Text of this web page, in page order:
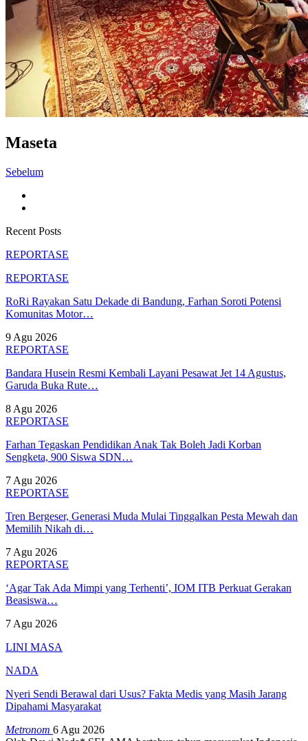
Maseta
Sebelum
Recent Posts
REPORTASE
REPORTASE
RoRi Rayakan Satu Dekade di Bandung, Farhan Soroti Potensi
Komunitas Motor…
9 Agu 2026
REPORTASE
Bandara Husein Resmi Kembali Layani Pesawat Jet 14 Agustus,
Garuda Buka Rute…
8 Agu 2026
REPORTASE
Farhan Tegaskan Pendidikan Anak Tak Boleh Jadi Korban
Sengketa, 900 Siswa SDN…
7 Agu 2026
REPORTASE
Tren Bergeser, Generasi Muda Mulai Tinggalkan Pesta Mewah dan
Memilih Nikah di…
7 Agu 2026
REPORTASE
‘Agar Tak Ada Mimpi yang Terhenti’, IOM ITB Perkuat Gerakan
Beasiswa…
7 Agu 2026
LINI MASA
NADA
Nyeri Sendi Berawal dari Usus? Fakta Medis yang Masih Jarang
Dipahami Masyarakat
Metronom 6 Agu 2026